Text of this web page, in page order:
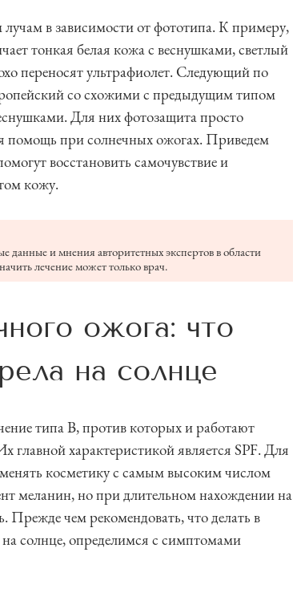
в зависимости от фототипа. К примеру,
тонкая белая кожа с веснушками, светлый
переносят ультрафиолет. Следующий по
со схожими с предыдущим типом
Для них фотозащита просто
помощь при солнечных ожогах. Приведем
восстановить самочувствие и
кожу.
данные и мнения авторитетных экспертов в области
лечение может только врач.
ожога: что
на солнце
типа В, против которых и работают
главной характеристикой является SPF. Для
косметику с самым высоким числом
меланин, но при длительном нахождении на
Прежде чем рекомендовать, что делать в
солнце, определимся с симптомами